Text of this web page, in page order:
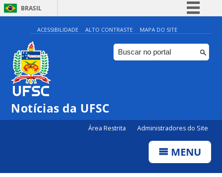
BRASIL
Simplifique!
Comunica BR
Participe
ACESSIBILIDADE ALTO CONTRASTE MAPA DO SITE
Notícias da UFSC
Área Restrita Administradores do Site
MENU